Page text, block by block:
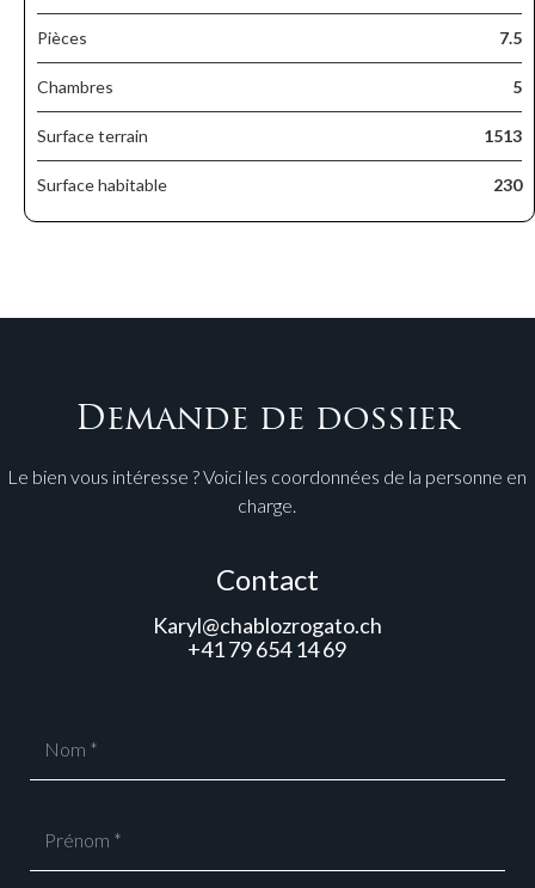
Pièces 7.5
Chambres 5
Surface terrain 1513
Surface habitable 230
Demande de dossier
Le bien vous intéresse ? Voici les coordonnées de la personne en
charge.
Contact
Karyl@chablozrogato.ch
+41 79 654 14 69